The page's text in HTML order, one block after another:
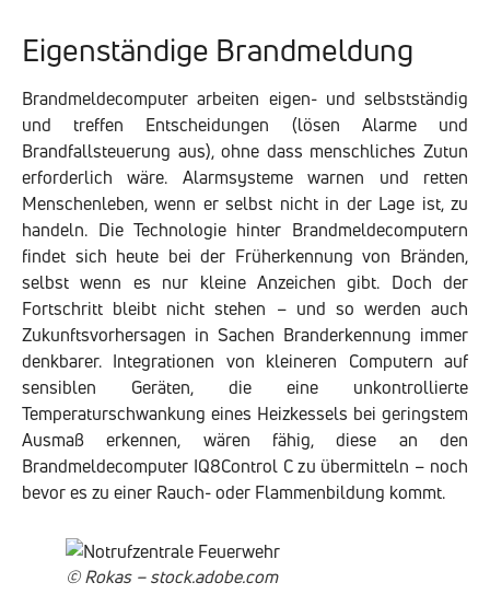
Eigenständige Brandmeldung
Brandmeldecomputer arbeiten eigen- und selbstständig
und treffen Entscheidungen (lösen Alarme und
Brandfallsteuerung aus), ohne dass menschliches Zutun
erforderlich wäre. Alarmsysteme warnen und retten
Menschenleben, wenn er selbst nicht in der Lage ist, zu
handeln. Die Technologie hinter Brandmeldecomputern
findet sich heute bei der Früherkennung von Bränden,
selbst wenn es nur kleine Anzeichen gibt. Doch der
Fortschritt bleibt nicht stehen – und so werden auch
Zukunftsvorhersagen in Sachen Branderkennung immer
denkbarer. Integrationen von kleineren Computern auf
sensiblen Geräten, die eine unkontrollierte
Temperaturschwankung eines Heizkessels bei geringstem
Ausmaß erkennen, wären fähig, diese an den
Brandmeldecomputer IQ8Control C zu übermitteln – noch
bevor es zu einer Rauch- oder Flammenbildung kommt.
© Rokas – stock.adobe.com